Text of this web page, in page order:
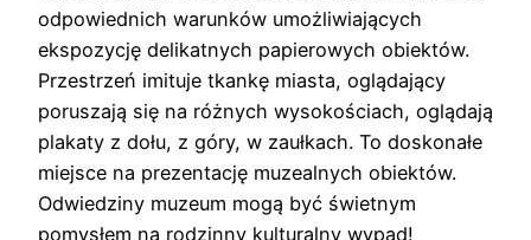
odpowiednich warunków umożliwiających
ekspozycję delikatnych papierowych obiektów.
Przestrzeń imituje tkankę miasta, oglądający
poruszają się na różnych wysokościach, oglądają
plakaty z dołu, z góry, w zaułkach. To doskonałe
miejsce na prezentację muzealnych obiektów.
Odwiedziny muzeum mogą być świetnym
pomysłem na rodzinny kulturalny wypad!